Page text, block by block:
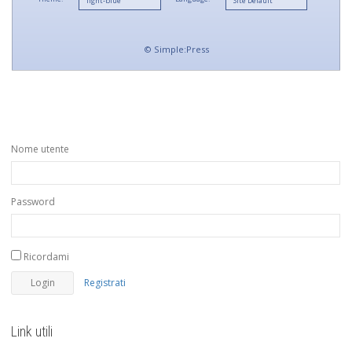
© Simple:Press
Nome utente
Password
Ricordami
Registrati
Link utili